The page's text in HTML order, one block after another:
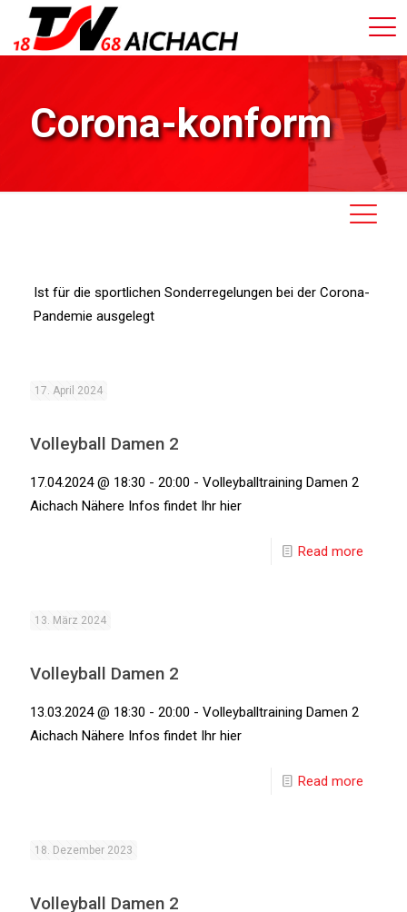
Corona-konform
Ist für die sportlichen Sonderregelungen bei der Corona-
Pandemie ausgelegt
17. April 2024
Volleyball Damen 2
17.04.2024 @ 18:30 - 20:00 - Volleyballtraining Damen 2
Aichach Nähere Infos findet Ihr hier
Read more
13. März 2024
Volleyball Damen 2
13.03.2024 @ 18:30 - 20:00 - Volleyballtraining Damen 2
Aichach Nähere Infos findet Ihr hier
Read more
18. Dezember 2023
Volleyball Damen 2